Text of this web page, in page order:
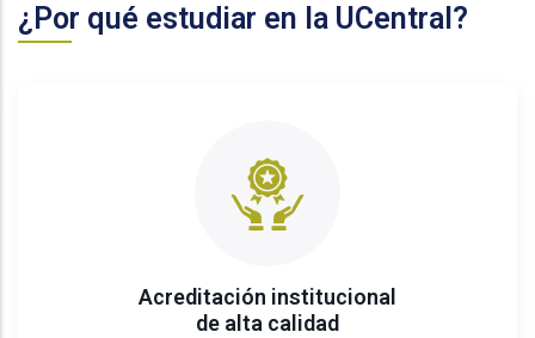
¿Por qué estudiar en la UCentral?
Acreditación institucional
de alta calidad